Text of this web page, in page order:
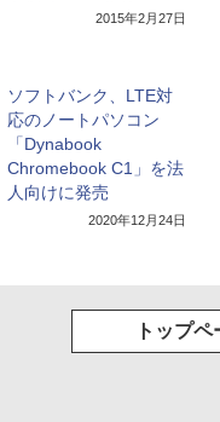
2015年2月27日
ソフトバンク、LTE対
応のノートパソコン
「Dynabook
Chromebook C1」を法
人向けに発売
2020年12月24日
トップ